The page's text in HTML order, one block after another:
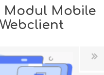
Modul Mobile